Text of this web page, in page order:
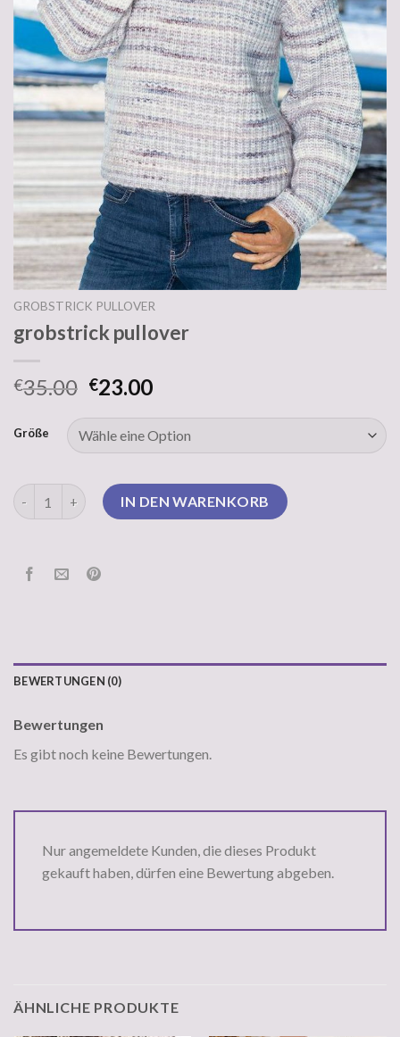
GROBSTRICK PULLOVER
grobstrick pullover
€35.00 €23.00
Größe
grobstrick pullover MengeIN DEN WARENKORB
BEWERTUNGEN (0)
Bewertungen
Es gibt noch keine Bewertungen.
Nur angemeldete Kunden, die dieses Produkt
gekauft haben, dürfen eine Bewertung abgeben.
ÄHNLICHE PRODUKTE